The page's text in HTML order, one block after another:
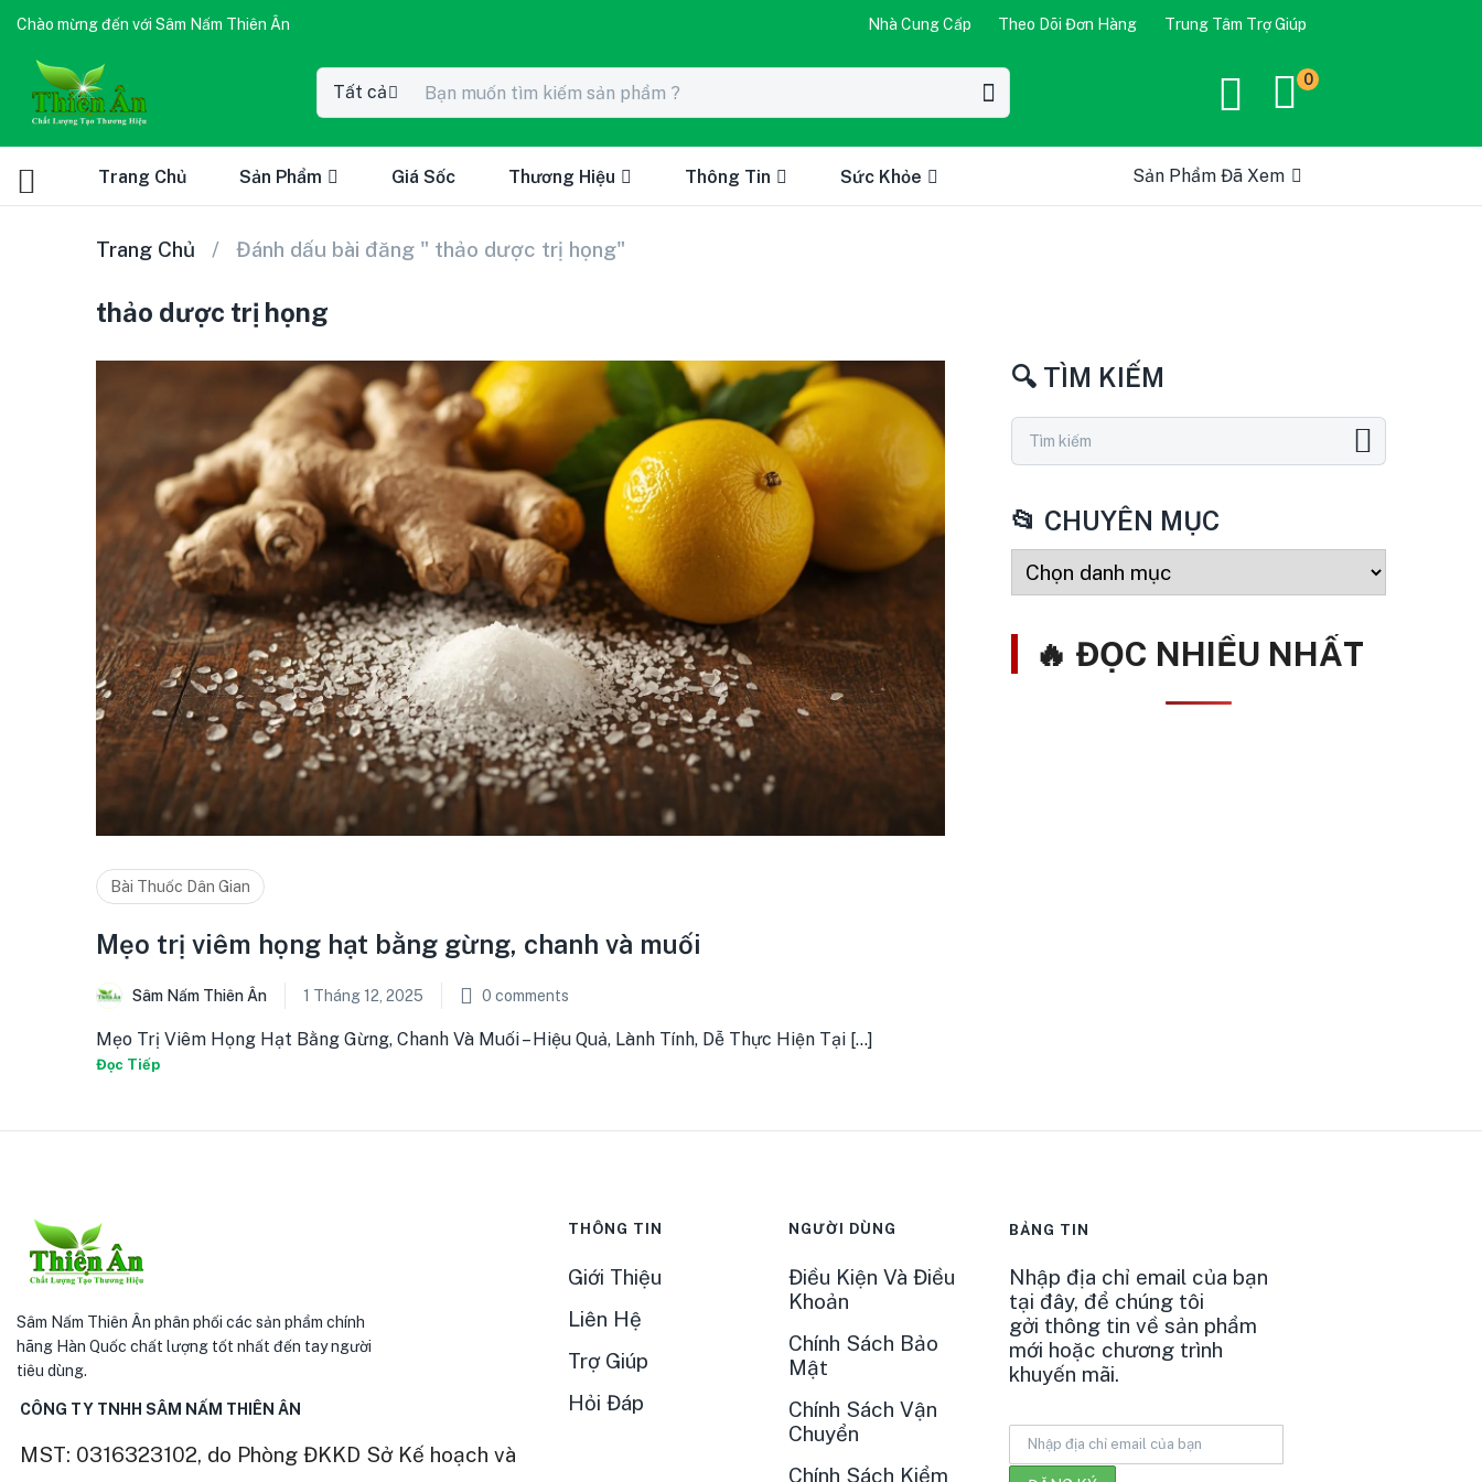
Chào mừng đến với Sâm Nấm Thiên Ân Nhà Cung Cấp Theo Dõi Đơn Hàng Trung Tâm Trợ Giúp
Tất cả
0
Trang Chủ Sản Phẩm Giá Sốc Thương Hiệu Thông Tin Sức Khỏe Sản Phẩm Đã Xem
Trang Chủ Đánh dấu bài đăng " thảo dược trị họng"
thảo dược trị họng
Bài Thuốc Dân Gian
Mẹo trị viêm họng hạt bằng gừng, chanh và muối
Sâm Nấm Thiên Ân 1 Tháng 12, 2025 0 comments
Mẹo Trị Viêm Họng Hạt Bằng Gừng, Chanh Và Muối – Hiệu Quả, Lành Tính, Dễ Thực Hiện Tại [...]
Đọc Tiếp
🔍 TÌM KIẾM
📂 CHUYÊN MỤC
🔥 ĐỌC NHIỀU NHẤT
Sâm Nấm Thiên Ân phân phối các sản phẩm chính
hãng Hàn Quốc chất lượng tốt nhất đến tay người
tiêu dùng.
CÔNG TY TNHH SÂM NẤM THIÊN ÂN
MST: 0316323102, do Phòng ĐKKD Sở Kế hoạch và
THÔNG TIN
Giới Thiệu
Liên Hệ
Trợ Giúp
Hỏi Đáp
NGƯỜI DÙNG
Điều Kiện Và Điều
Khoản
Chính Sách Bảo
Mật
Chính Sách Vận
Chuyển
Chính Sách Kiểm
BẢNG TIN
Nhập địa chỉ email của bạn
tại đây, để chúng tôi
gởi thông tin về sản phẩm
mới hoặc chương trình
khuyến mãi.